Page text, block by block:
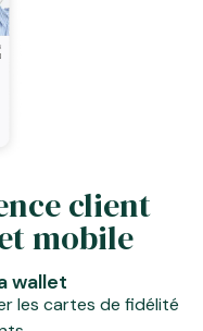
client
mobile
wallet
les cartes de fidélité